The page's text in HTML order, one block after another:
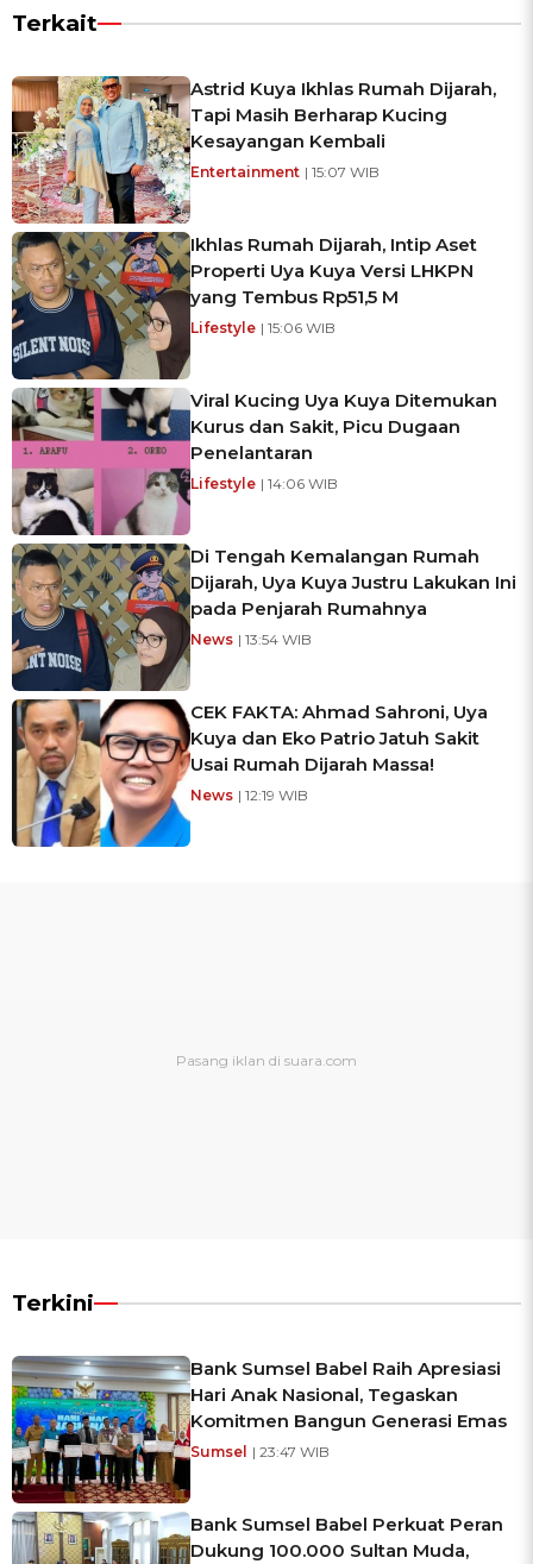
Terkait
Astrid Kuya Ikhlas Rumah Dijarah,
Tapi Masih Berharap Kucing
Kesayangan Kembali
Entertainment | 15:07 WIB
Ikhlas Rumah Dijarah, Intip Aset
Properti Uya Kuya Versi LHKPN
yang Tembus Rp51,5 M
Lifestyle | 15:06 WIB
Viral Kucing Uya Kuya Ditemukan
Kurus dan Sakit, Picu Dugaan
Penelantaran
Lifestyle | 14:06 WIB
Di Tengah Kemalangan Rumah
Dijarah, Uya Kuya Justru Lakukan Ini
pada Penjarah Rumahnya
News | 13:54 WIB
CEK FAKTA: Ahmad Sahroni, Uya
Kuya dan Eko Patrio Jatuh Sakit
Usai Rumah Dijarah Massa!
News | 12:19 WIB
Terkini
Bank Sumsel Babel Raih Apresiasi
Hari Anak Nasional, Tegaskan
Komitmen Bangun Generasi Emas
Sumsel | 23:47 WIB
Bank Sumsel Babel Perkuat Peran
Dukung 100.000 Sultan Muda,